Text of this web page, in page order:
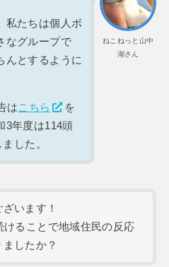
ねこねっと山中
湖さん
私たちは個人ボ
なグループで
んとするように
はこちら
を
3年度は114頭
した。
います！
けることで地域住民の反応
したか？